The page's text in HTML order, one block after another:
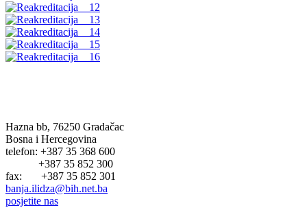
Hazna bb, 76250 Gradačac
Bosna i Hercegovina
telefon: +387 35 368 600
+387 35 852 300
fax: +387 35 852 301
banja.ilidza@bih.net.ba
posjetite nas